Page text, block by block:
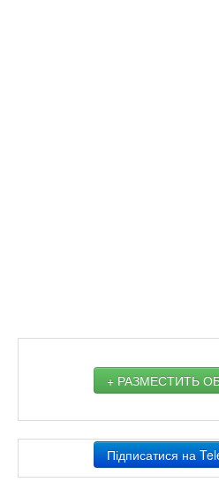
+ РАЗМЕСТИТЬ
Підписатися на